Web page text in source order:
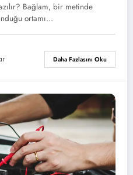
Bağlam, bir metinde
ortamı…
Daha Fazlasını Oku